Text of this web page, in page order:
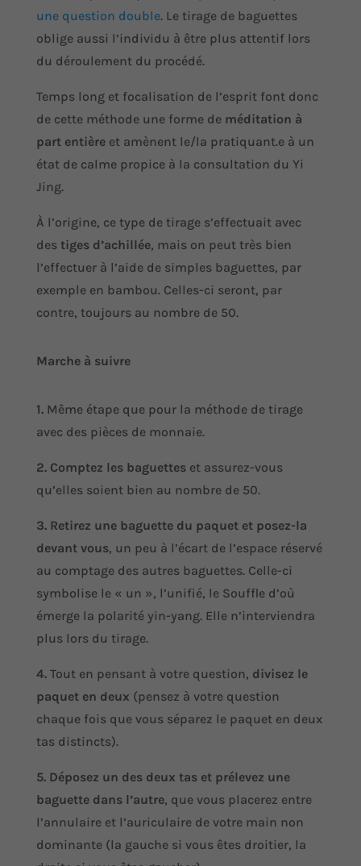
une question double. Le tirage de baguettes
oblige aussi l’individu à être plus attentif lors
du déroulement du procédé.
Temps long et focalisation de l’esprit font donc
de cette méthode une forme de méditation à
part entièreet amènent le/la pratiquant.e à un
état de calme propice à la consultation du Yi
Jing.
À l’origine, ce type de tirage s’effectuait avec
des tiges d’achillée, mais on peut très bien
l’effectuer à l’aide de simples baguettes, par
exemple en bambou. Celles-ci seront, par
contre, toujours au nombre de 50.
Marche à suivre
1.Même étape que pour la méthode de tirage
avec des pièces de monnaie.
2. Comptez les baguetteset assurez-vous
qu’elles soient bien au nombre de 50.
3. Retirez une baguette du paquet et posez-la
devant vous, un peu à l’écart de l’espace réservé
au comptage des autres baguettes. Celle-ci
symbolise le « un », l’unifié, le Souffle d’où
émerge la polarité yin-yang. Elle n’interviendra
plus lors du tirage.
4.Tout en pensant à votre question, divisez le
paquet en deux (pensez à votre question
chaque fois que vous séparez le paquet en deux
tas distincts).
5. Déposez un des deux tas et prélevez une
baguette dans l’autre, que vous placerez entre
l’annulaire et l’auriculaire de votre main non
dominante (la gauche si vous êtes droitier, la